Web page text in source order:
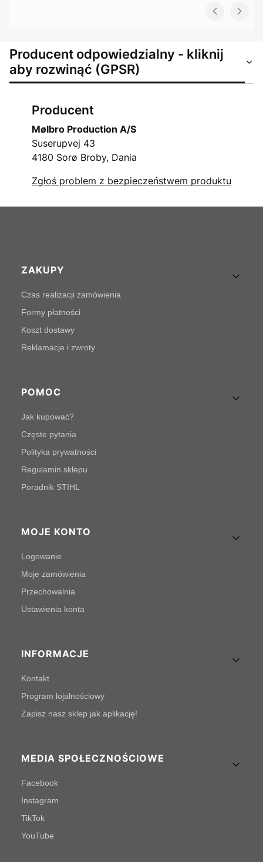
Producent odpowiedzialny - kliknij
aby rozwinąć (GPSR)
Producent
Mølbro Production A/S
Suserupvej 43
4180 Sorø Broby, Dania
Zgłoś problem z bezpieczeństwem produktu
Linki w stopce
ZAKUPY
Czas realizacji zamówienia
Formy płatności
Koszt dostawy
Reklamacje i zwroty
POMOC
Jak kupować?
Częste pytania
Polityka prywatności
Regulamin sklepu
Poradnik STIHL
MOJE KONTO
Logowanie
Moje zamówienia
Przechowalnia
Ustawienia konta
INFORMACJE
Kontakt
Program lojalnościowy
Zapisz nasz sklep jak aplikację!
MEDIA SPOŁECZNOŚCIOWE
Facebook
Instagram
TikTok
YouTube